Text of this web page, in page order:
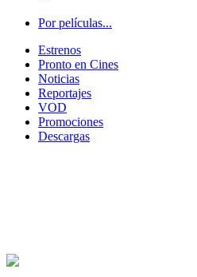
Por películas...
Estrenos
Pronto en Cines
Noticias
Reportajes
VOD
Promociones
Descargas